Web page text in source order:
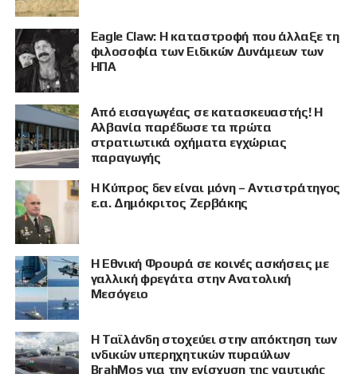
Eagle Claw: Η καταστροφή που άλλαξε τη
φιλοσοφία των Ειδικών Δυνάμεων των
ΗΠΑ
Από εισαγωγέας σε κατασκευαστής! Η
Αλβανία παρέδωσε τα πρώτα
στρατιωτικά οχήματα εγχώριας
παραγωγής
Η Κύπρος δεν είναι μόνη – Αντιστράτηγος
ε.α. Δημόκριτος Ζερβάκης
Η Εθνική Φρουρά σε κοινές ασκήσεις με
γαλλική φρεγάτα στην Ανατολική
Μεσόγειο
Η Ταϊλάνδη στοχεύει στην απόκτηση των
ινδικών υπερηχητικών πυραύλων
BrahMos για την ενίσχυση της ναυτικής